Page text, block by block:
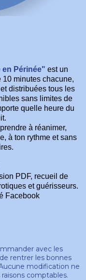
en Périnée" est un
minutes chacune,
distribuées tous les
sans limites de
quelle heure du
à réanimer,
à ton rythme et sans
PDF, recueil de
et guérisseurs.
Facebook
avec les
rentrer les bonnes
modification ne
comptables.